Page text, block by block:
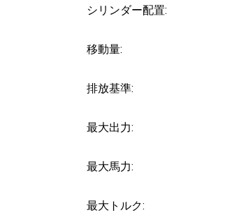
シリンダー配置:
移動量:
排放基準:
最大出力:
最大馬力:
最大トルク: